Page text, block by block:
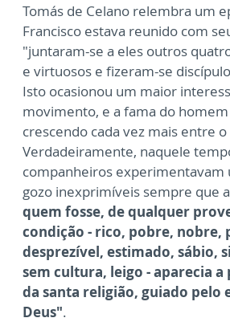
Tomás de Celano relembra um
Francisco estava reunido com
"juntaram-se a eles outros
e virtuosos e fizeram-se
Isto ocasionou um maior
movimento, e a fama do
crescendo cada vez mais entre
Verdadeiramente, naquele
companheiros experimentavam
gozo inexprimíveis sempre que
quem fosse, de qualquer
condição - rico, pobre, nobre,
desprezível, estimado, sábio,
sem cultura, leigo - aparecia
da santa religião, guiado pelo
Deus".